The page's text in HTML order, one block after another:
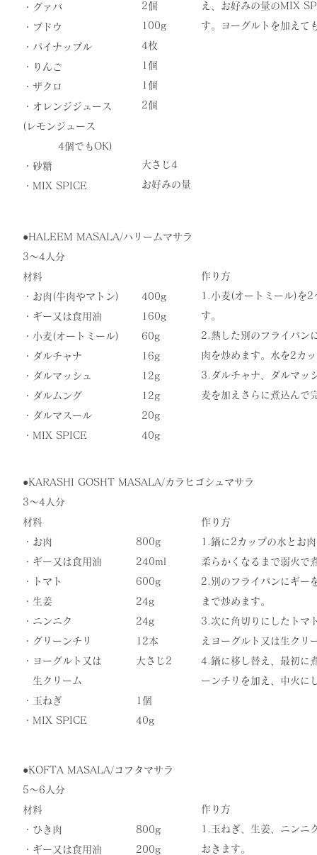
・グァバ
・ブドウ
・パイナップル
・りんご
・ザクロ
・オレンジジュース
(レモンジュース
4個でもOK)
・砂糖
​・MIX SPICE
2個
100g
4枚
1個
1個
2個
大さじ4
​お好みの量
え、お好みの量のMIX
す。ヨーグルトを加えて
●​HALEEM MASALA/ハリームマサラ
3〜4人分
材料
・お肉(牛肉やマトン)
・ギー又は食用油
・小麦(オートミール)
・ダルチャナ
・ダルマッシュ
・ダルムング
・ダルマスール
​・MIX SPICE
400g
160g
60g
16g
​12g
12g
20g
​40g
作り方
1.小麦(オートミール)を2
す。
2.熱した別のフライパン
肉を炒めます。水を2カ
​3.ダルチャナ、ダルマッ
麦を加えさらに煮込んで
●​KARASHI GOSHT MASALA/カラヒゴシュマサラ
3〜4人分
材料
・お肉
・ギー又は食用油
・トマト
・生姜
・ニンニク
・グリーンチリ
・ヨーグルト又は
生クリーム
・玉ねぎ
​・MIX SPICE
800g
240ml
600g
24g
24g
12本
大さじ2
1個
​40g
作り方
1.鍋に2カップの水とお
柔らかくなるまで弱火で
2.別のフライパンにギー
まで炒めます。
3.次に角切りにしたトマ
えヨーグルト又は生クリ
​4.鍋に移し替え、最初に
ーンチリを加え、中火に
●KOFTA MASALA/コフタマサラ
5〜6人分
材料
・ひき肉
・ギー又は食用油
800g
200g
作り方
1.玉ねぎ、生姜、ニンニ
おきます。